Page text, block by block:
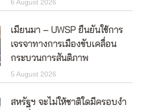
6 August 2026
เมียนมา – UWSP ยืนยันใช้การ
เจรจาทางการเมืองขับเคลื่อน
กระบวนการสันติภาพ
5 August 2026
สหรัฐฯ จะไม่ให้ชาติใดมีครอบงำ